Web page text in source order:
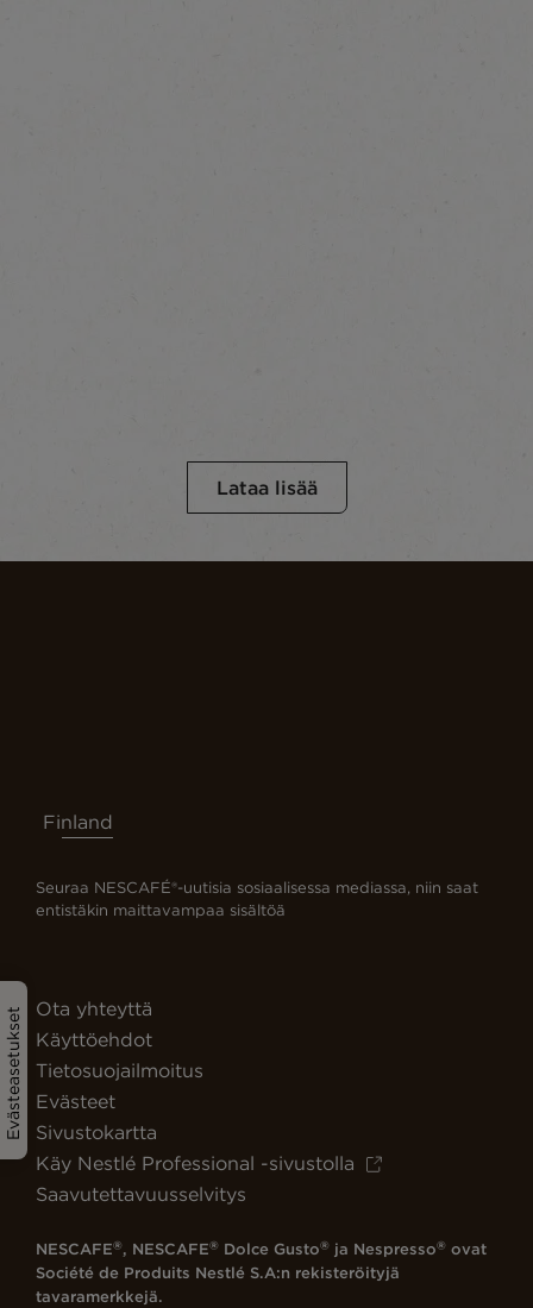
Lataa lisää
Evästeasetukset
Finland
Seuraa NESCAFÉ®-uutisia sosiaalisessa mediassa, niin saat
entistäkin maittavampaa sisältöä
Ota yhteyttä
Käyttöehdot
Tietosuojailmoitus
Evästeet
Sivustokartta
Käy Nestlé Professional -sivustolla
Saavutettavuusselvitys
NESCAFE®, NESCAFE® Dolce Gusto® ja Nespresso® ovat
Société de Produits Nestlé S.A:n rekisteröityjä
tavaramerkkejä.